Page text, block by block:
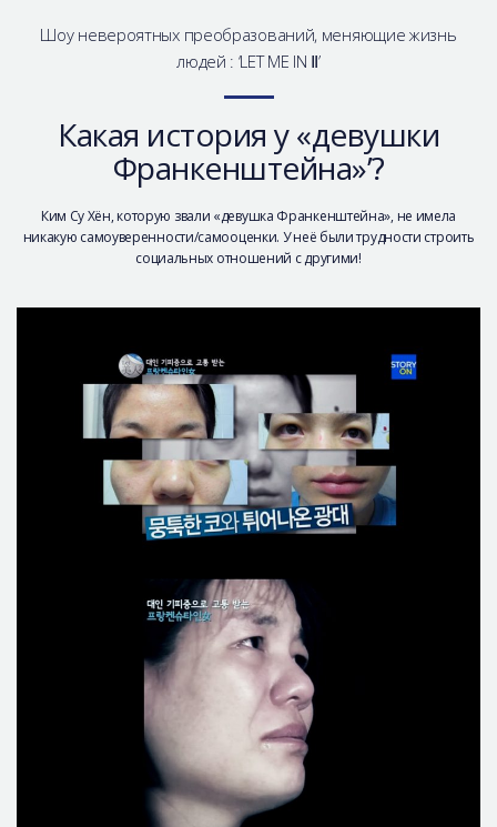
Шоу невероятных преобразований, меняющие жизнь
людей : ‘LET ME IN Ⅱ’
Какая история у «девушки
Франкенштейна»’?
Ким Су Хён, которую звали «девушка Франкенштейна», не имела
никакую самоуверенности/самооценки. У неё были трудности строить
социальных отношений с другими!